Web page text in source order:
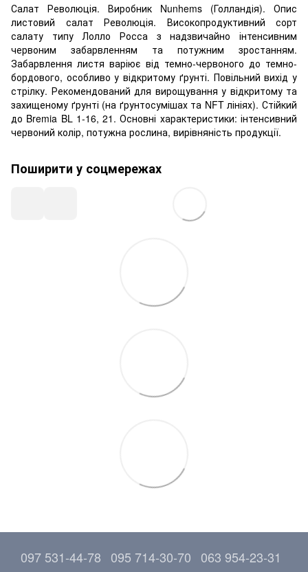
Салат Революція. Виробник Nunhems (Голландія). Опис
листовий салат Революція. Високопродуктивний сорт
салату типу Лолло Росса з надзвичайно інтенсивним
червоним забарвленням та потужним зростанням.
Забарвлення листя варіює від темно-червоного до темно-
бордового, особливо у відкритому ґрунті. Повільний вихід у
стрілку. Рекомендований для вирощування у відкритому та
захищеному ґрунті (на ґрунтосумішах та NFT лініях). Стійкий
до Bremia BL 1-16, 21. Основні характеристики: інтенсивний
червоний колір, потужна рослина, вирівняність продукції.
Поширити у соцмережах
097 531-44-78 095 714-30-70 063 954-23-31